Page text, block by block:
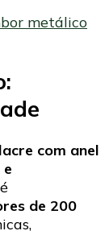
metálico
lacre com anel
de 200